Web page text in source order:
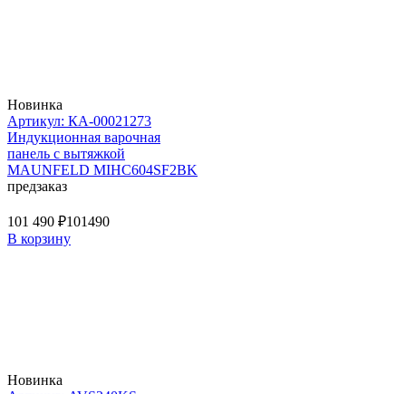
Новинка
Артикул: КА-00021273
Индукционная варочная
панель с вытяжкой
MAUNFELD MIHC604SF2BK
предзаказ
101 490 ₽101490
В корзину
Новинка